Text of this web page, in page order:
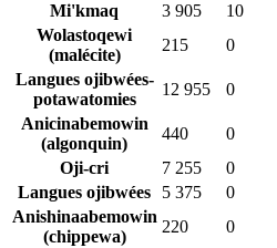
Mi'kmaq 3 905 10
Wolastoqewi
(malécite)
215 0
Langues ojibwées-
potawatomies
12 955 0
Anicinabemowin
(algonquin)
440 0
Oji-cri
7 255 0
Langues ojibwées
5 375 0
Anishinaabemowin
(chippewa)
220 0